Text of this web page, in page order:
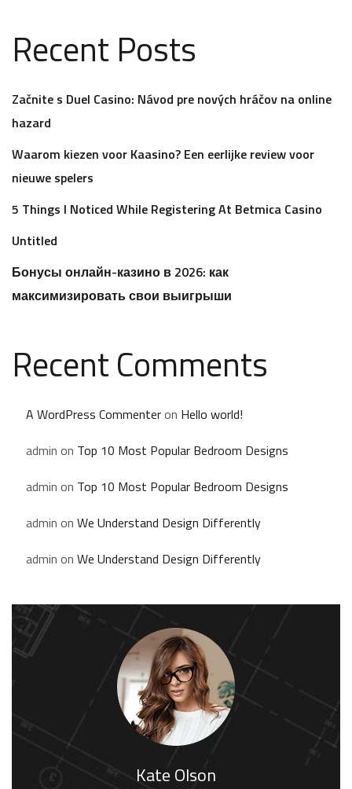
Recent Posts
Začnite s Duel Casino: Návod pre nových hráčov na online
hazard
Waarom kiezen voor Kaasino? Een eerlijke review voor
nieuwe spelers
5 Things I Noticed While Registering At Betmica Casino
Untitled
Бонусы онлайн-казино в 2026: как
максимизировать свои выигрыши
Recent Comments
A WordPress Commenteron Hello world!
admin on Top 10 Most Popular Bedroom Designs
admin on Top 10 Most Popular Bedroom Designs
admin on We Understand Design Differently
admin on We Understand Design Differently
Kate Olson